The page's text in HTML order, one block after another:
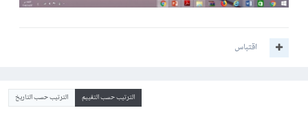
اقتباس
الترتيب حسب التقييم الترتيب حسب التاريخ